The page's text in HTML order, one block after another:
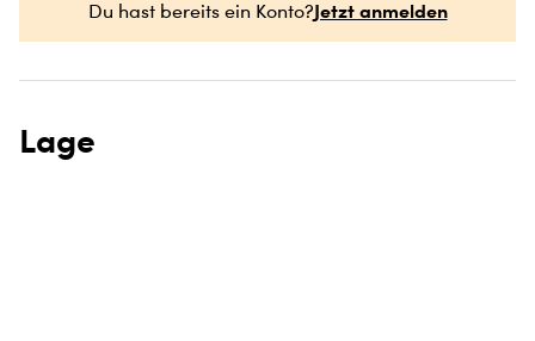
Du hast bereits ein Konto?Jetzt anmelden
Lage